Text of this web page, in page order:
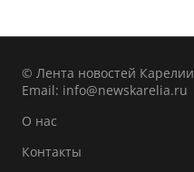
© Лента новостей Карелии
Email: info@newskarelia.ru
О нас
Контакты